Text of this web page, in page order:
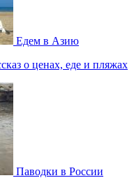
Едем в Азию
о ценах, еде и пляжах
Паводки в России